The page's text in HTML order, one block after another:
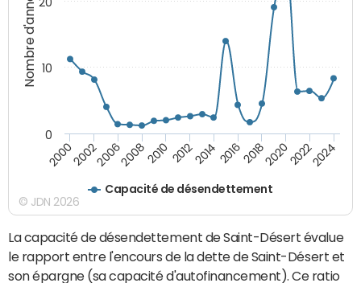
Nombre d'années
Capacité de désendettement
20002002200620082010 2012201420162018202020222024
0
10
© JDN 2026
La capacité de désendettement de Saint-Désert évalue
le rapport entre l'encours de la dette de Saint-Désert et
son épargne (sa capacité d'autofinancement). Ce ratio